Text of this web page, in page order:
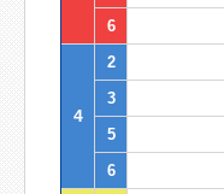
6
4
2
3
5
6